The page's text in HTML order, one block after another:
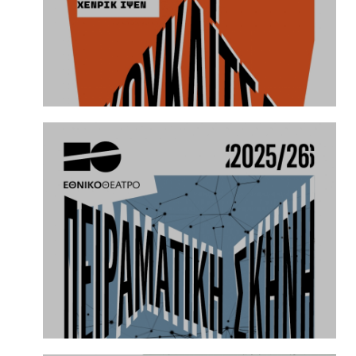
31.3.2026
ΚΟΥΚΛΙΤΣΑ βασισμένο στο
Κουκλόσπιτο του Ίψεν | Σκηνοθεσία: